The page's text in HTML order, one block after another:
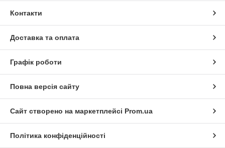
Контакти
Доставка та оплата
Графік роботи
Повна версія сайту
Сайт створено на маркетплейсі Prom.ua
Політика конфіденційності